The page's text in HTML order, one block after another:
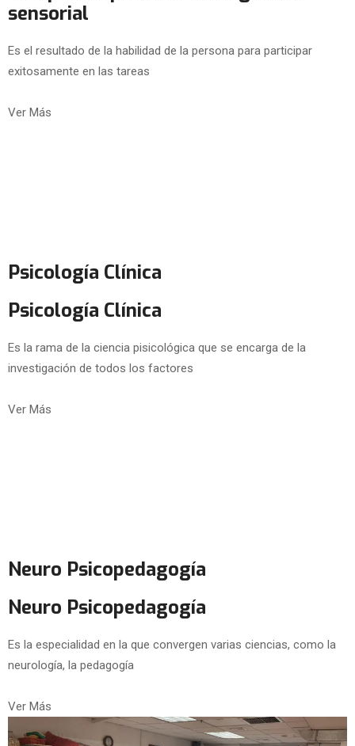
sensorial
Es el resultado de la habilidad de la persona para participar
exitosamente en las tareas
Ver Más
Psicología Clínica
Psicología Clínica
Es la rama de la ciencia pisicológica que se encarga de la
investigación de todos los factores
Ver Más
Neuro Psicopedagogía
Neuro Psicopedagogía
Es la especialidad en la que convergen varias ciencias, como la
neurología, la pedagogía
Ver Más